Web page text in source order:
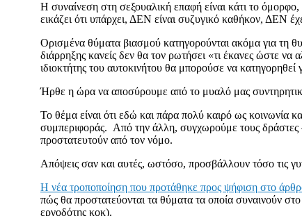
Η συναίνεση στη σεξουαλική επαφή είναι κάτι το όμορφο,
εικάζει ότι υπάρχει, ΔΕΝ είναι συζυγικό καθήκον, ΔΕΝ
Oρισμένα θύματα βιασμού κατηγορούνται ακόμα για τη
διάρρηξης κανείς δεν θα τον ρωτήσει «τι έκανες ώστε να
ιδιοκτήτης του αυτοκινήτου θα μπορούσε να
Ήρθε η ώρα να αποσύρουμε από το μυαλό μας
Το θέμα είναι ότι εδώ και πάρα πολύ καιρό ως κοινωνία
συμπεριφοράς. Από την άλλη, συγχωρούμε τους δράστες –
προστατευτούν από τον νόμο.
Απόψεις σαν και αυτές, ωστόσο, προσβάλλουν τόσο τις
Η νέα τροποποίηση που προτάθηκε προς ψήφιση στο
πώς θα προστατεύονται τα θύματα τα οποία συναινούν στο
εργοδότης κοκ).